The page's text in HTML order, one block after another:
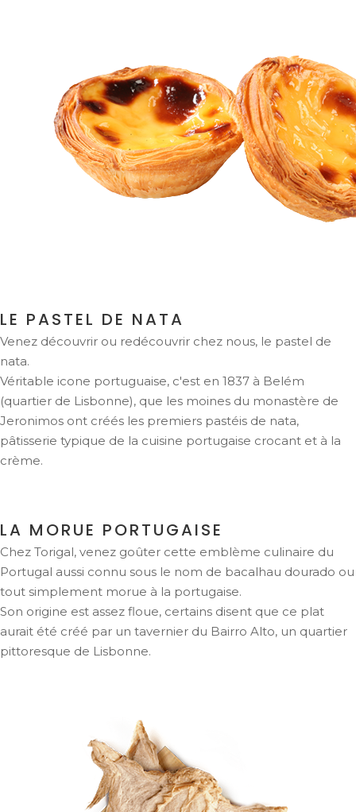
LE PASTEL DE NATA
Venez découvrir ou redécouvrir chez nous, le pastel de
nata.
Véritable icone portuguaise, c'est en 1837 à Belém
(quartier de Lisbonne), que les moines du monastère de
Jeronimos ont créés les premiers pastéis de nata,
pâtisserie typique de la cuisine portugaise crocant et à la
crème.
LA MORUE PORTUGAISE
Chez Torigal, venez goûter cette emblème culinaire du
Portugal aussi connu sous le nom de bacalhau dourado ou
tout simplement morue à la portugaise.
Son origine est assez floue, certains disent que ce plat
aurait été créé par un tavernier du Bairro Alto, un quartier
pittoresque de Lisbonne.